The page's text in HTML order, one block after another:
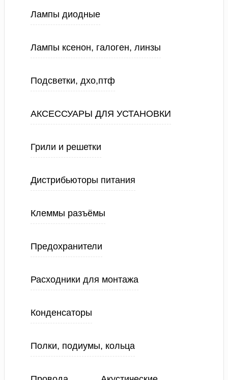
Лампы диодные
Лампы ксенон, галоген, линзы
Подсветки, дхо,птф
АКСЕССУАРЫ ДЛЯ УСТАНОВКИ
Грили и решетки
Дистрибьюторы питания
Клеммы разъёмы
Предохранители
Расходники для монтажа
Конденсаторы
Полки, подиумы, кольца